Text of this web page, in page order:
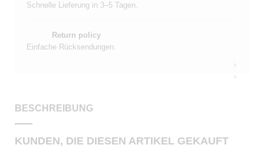
Schnelle Lieferung in 3–5 Tagen.
Return policy
Einfache Rücksendungen.
BESCHREIBUNG
KUNDEN, DIE DIESEN ARTIKEL GEKAUFT
‹
›
‹
›